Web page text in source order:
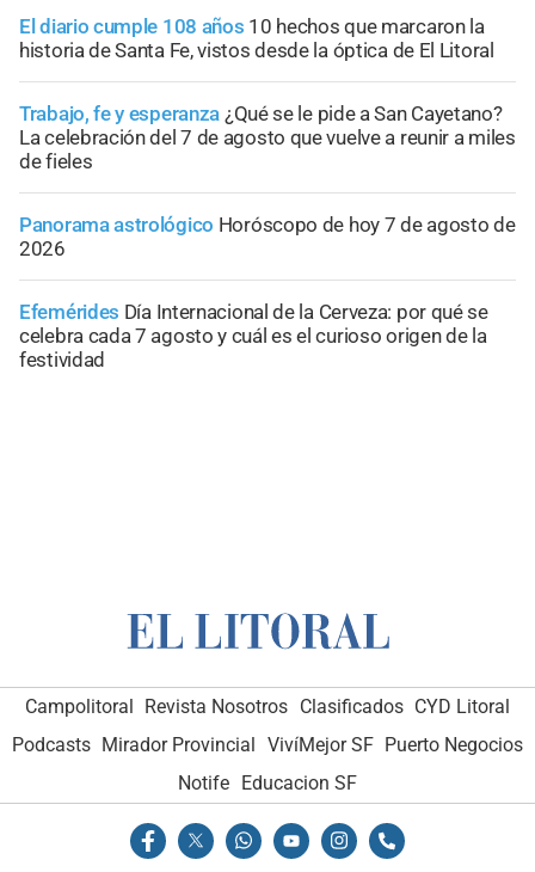
El diario cumple 108 años 10 hechos que marcaron la
historia de Santa Fe, vistos desde la óptica de El Litoral
Trabajo, fe y esperanza ¿Qué se le pide a San Cayetano?
La celebración del 7 de agosto que vuelve a reunir a miles
de fieles
Panorama astrológico Horóscopo de hoy 7 de agosto de
2026
Efemérides Día Internacional de la Cerveza: por qué se
celebra cada 7 agosto y cuál es el curioso origen de la
festividad
Campolitoral Revista Nosotros Clasificados CYD Litoral
Podcasts Mirador Provincial VivíMejor SF Puerto Negocios
Notife Educacion SF